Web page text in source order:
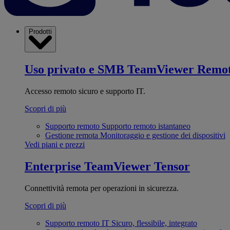
Prodotti
Uso privato e SMB TeamViewer
Accesso remoto sicuro e supporto IT.
Scopri di più
Supporto remoto Supporto remoto istantaneo
Gestione remota Monitoraggio e gestione dei dispositivi
Vedi piani e prezzi
Enterprise TeamViewer Tensor
Connettività remota per operazioni in sicurezza.
Scopri di più
Supporto remoto IT Sicuro, flessibile, integrato